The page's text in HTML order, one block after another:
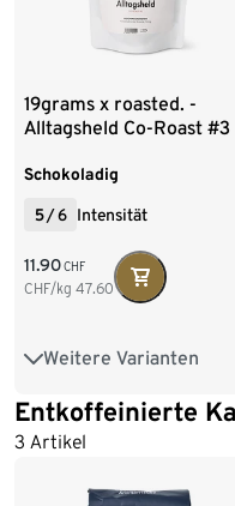
19grams x roasted. -
Alltagsheld Co-Roast #3
Bohne
Schokoladig
5 /6 Intensität
11.90CHF
CHF/kg 47.60
Weitere Varianten
250 g Ganze Bohne
1 kg Ganze Bohne
Entkoffeinierte
3 Artikel